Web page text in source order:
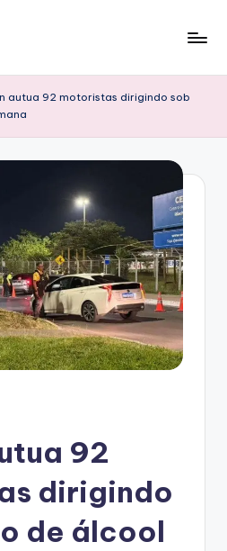
autua 92 motoristas dirigindo sob
92
dirigindo
de álcool